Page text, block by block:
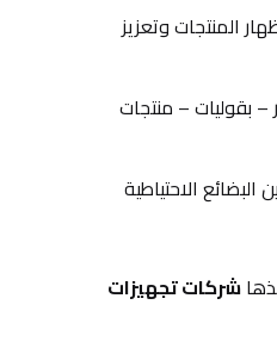
إضاءة سفلية لإظهار المنتجات وتعزيز
البضائع الاحتياطية